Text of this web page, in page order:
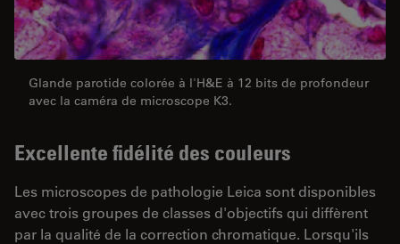
Glande parotide colorée à l'H&E à 12 bits de profondeur
avec la caméra de microscope K3.
Excellente fidélité des couleurs
Les microscopes de pathologie Leica sont disponibles
avec trois groupes de classes d'objectifs qui diffèrent
par la qualité de la correction chromatique. Lorsqu'ils